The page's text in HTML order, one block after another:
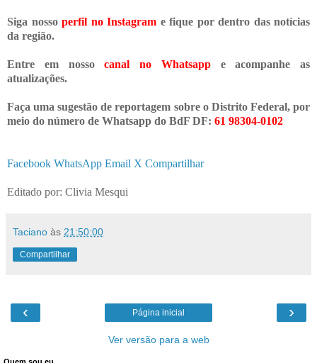
Siga nosso perfil no Instagram e fique por dentro das notícias
da região.
Entre em nossocanal no Whatsappe acompanhe as
atualizações.
Faça uma sugestão de reportagem sobre o Distrito Federal, por
meio do número de Whatsapp do BdF DF: 61 98304-0102
Facebook WhatsApp Email X Compartilhar
Editado por: Clivia Mesqui
Taciano às 21:50:00
Compartilhar
‹ ›
Página inicial
Ver versão para a web